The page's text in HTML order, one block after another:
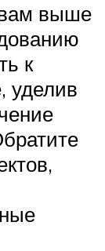
выше
к
уделив